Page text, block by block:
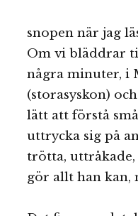
snopen när jag
Om vi bläddrar
några minuter, i
(storasyskon)
lätt att förstå
uttrycka sig på
trötta, uttråkade,
gör allt han kan,